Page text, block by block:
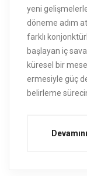
yeni
döneme adım
farklı
başlayan iç
küresel bir
ermesiyle güç
belirleme